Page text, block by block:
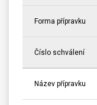
Forma přípravku
Číslo schválení
Název přípravku